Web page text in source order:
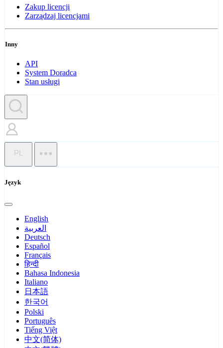
Zakup licencji
Zarządzaj licencjami
Inny
API
System Doradca
Stan usługi
PL
Język
English
العربية
Deutsch
Español
Français
हिन्दी
Bahasa Indonesia
Italiano
日本語
한국어
Polski
Português
Tiếng Việt
中文(简体)